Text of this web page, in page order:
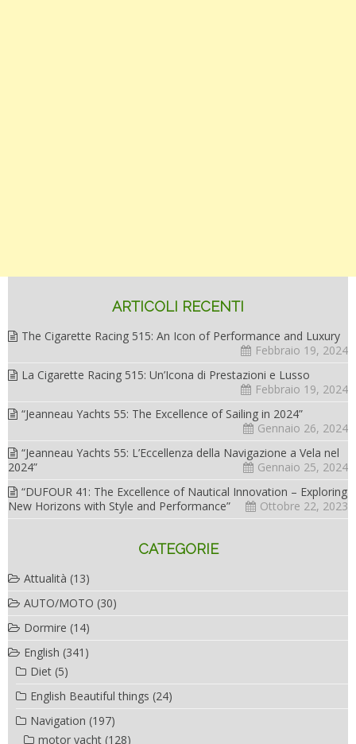
ARTICOLI RECENTI
The Cigarette Racing 515: An Icon of Performance and Luxury
Febbraio 19, 2024
La Cigarette Racing 515: Un’Icona di Prestazioni e Lusso
Febbraio 19, 2024
“Jeanneau Yachts 55: The Excellence of Sailing in 2024”
Gennaio 26, 2024
“Jeanneau Yachts 55: L’Eccellenza della Navigazione a Vela nel
2024”
Gennaio 25, 2024
“DUFOUR 41: The Excellence of Nautical Innovation – Exploring
New Horizons with Style and Performance”
Ottobre 22, 2023
CATEGORIE
Attualità (13)
AUTO/MOTO (30)
Dormire (14)
English (341)
Diet (5)
English Beautiful things (24)
Navigation (197)
motor yacht (128)